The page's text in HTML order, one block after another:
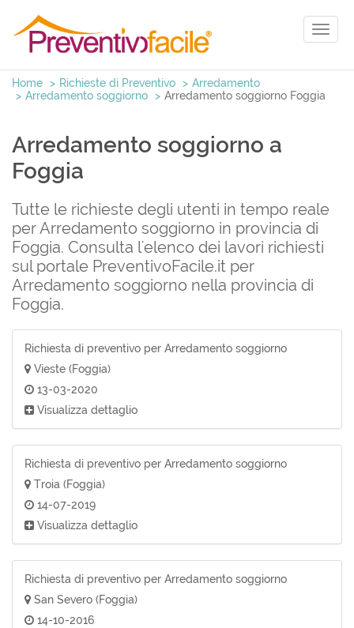
Home Richieste di Preventivo
Arredamento
Arredamento soggiorno
Arredamento soggiorno Foggia
Arredamento soggiorno a
Foggia
Tutte le richieste degli utenti in tempo reale
per Arredamento soggiorno in provincia di
Foggia. Consulta l'elenco dei lavori richiesti
sul portale PreventivoFacile.it per
Arredamento soggiorno nella provincia di
Foggia.
Richiesta di preventivo per Arredamento soggiorno
Vieste (Foggia)
13-03-2020
Visualizza dettaglio
Richiesta di preventivo per Arredamento soggiorno
Troia (Foggia)
14-07-2019
Visualizza dettaglio
Richiesta di preventivo per Arredamento soggiorno
San Severo (Foggia)
14-10-2016